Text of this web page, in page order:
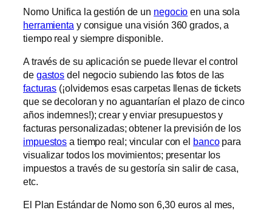
Nomo Unifica la gestión de un negocio en una sola
herramienta y consigue una visión 360 grados, a
tiempo real y siempre disponible.
A través de su aplicación se puede llevar el control
de gastos del negocio subiendo las fotos de las
facturas (¡olvidemos esas carpetas llenas de tickets
que se decoloran y no aguantarían el plazo de cinco
años indemnes!); crear y enviar presupuestos y
facturas personalizadas; obtener la previsión de los
impuestos a tiempo real; vincular con el bancopara
visualizar todos los movimientos; presentar los
impuestos a través de su gestoría sin salir de casa,
etc.
El Plan Estándar de Nomo son 6,30 euros al mes,